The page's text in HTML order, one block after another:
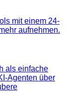
mit einem 24-
aufnehmen.
als einfache
Agenten über